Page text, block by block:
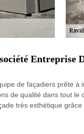
Entreprise
de façadiers prête
de qualité dans tout
très esthétique